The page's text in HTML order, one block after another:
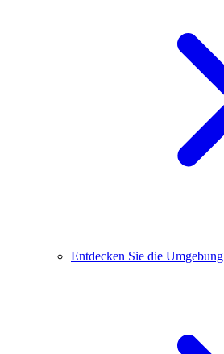
Entdecken Sie die Umgebung